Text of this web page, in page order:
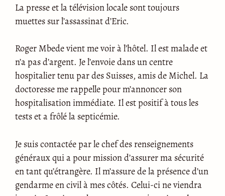
La presse et la télévision locale sont toujours
muettes sur l’assassinat d’Eric.
Roger Mbede vient me voir à l’hôtel. Il est malade et
n’a pas d’argent. Je l’envoie dans un centre
hospitalier tenu par des Suisses, amis de Michel. La
doctoresse me rappelle pour m’annoncer son
hospitalisation immédiate. Il est positif à tous les
tests et a frôlé la septicémie.
Je suis contactée par le chef des renseignements
généraux qui a pour mission d’assurer ma sécurité
en tant qu’étrangère. Il m’assure de la présence d’un
gendarme en civil à mes côtés. Celui-ci ne viendra